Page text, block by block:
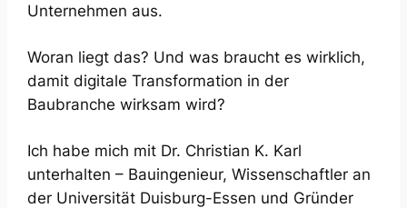
Unternehmen aus.
Woran liegt das? Und was braucht es wirklich,
damit digitale Transformation in der
Baubranche wirksam wird?
Ich habe mich mit Dr. Christian K. Karl
unterhalten – Bauingenieur, Wissenschaftler an
der Universität Duisburg-Essen und Gründer